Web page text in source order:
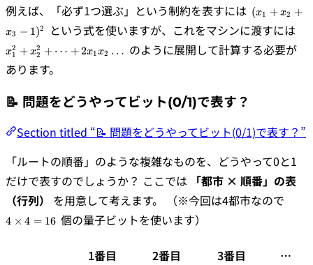
例えば、「必ず1つ選ぶ」という制約を表すには (x_1
+
x_2
+
x_3
(x1 + x2 +
x3 − 1)2 という式を使いますが、これをマシンに渡すには
x1
2 + x2
2 + ⋯ +2x1x2 … のように展開して計算する必要が
あります。
📝 問題をどうやってビット(0/1)で表す？
Section titled “📝 問題をどうやってビット(0/1)で表す？”
「ルートの順番」のような複雑なものを、どうやって0と1
だけで表すのでしょうか？ ここでは
「都市 × 順番」の表
（行列）
を用意して考えます。 （※今回は4都市なので
4 × 4 = 16 個の量子ビットを使います）
1番目 2番目 3番目
…